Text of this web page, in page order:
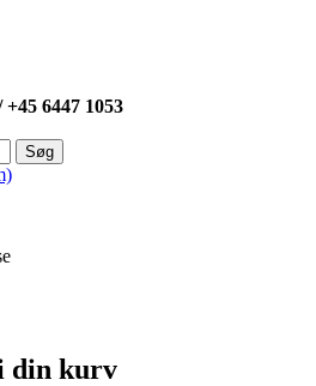
+45 6447 1053
Søg
din kurv